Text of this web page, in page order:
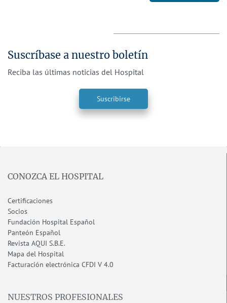
Suscríbase a nuestro boletín
Reciba las últimas noticias del Hospital
Suscribirse
CONOZCA EL HOSPITAL
Certificaciones
Socios
Fundación Hospital Español
Panteón Español
Revista AQUI S.B.E.
Mapa del Hospital
Facturación electrónica CFDI V 4.0
NUESTROS PROFESIONALES